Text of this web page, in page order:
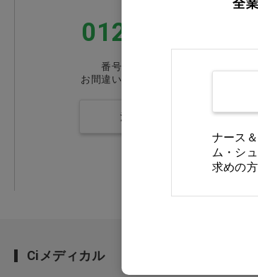
0120-418-167
番号をよくお確かめのうえ、
お間違いのないようお願いいたします
注文書ダウンロード
Ciメディカル
全
ナース
ム・シ
求めの